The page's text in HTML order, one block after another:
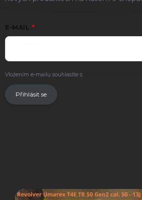
E-MAIL
Vložením e-mailu souhlasíte s
Přihlásit se